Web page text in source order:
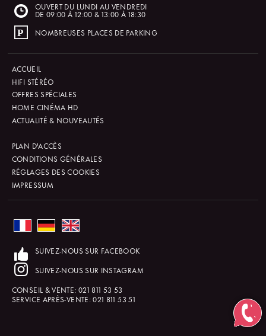
OUVERT DU LUNDI AU VENDREDI
DE 09:00 À 12:00 & 13:00 À 18:30
NOMBREUSES PLACES DE PARKING
ACCUEIL
HIFI STÉRÉO
OFFRES SPÉCIALES
HOME CINÉMA HD
ACTUALITÉ & NOUVEAUTÉS
PLAN D'ACCÈS
CONDITIONS GÉNÉRALES
RÉGLAGES DES COOKIES
IMPRESSUM
SUIVEZ-NOUS SUR FACEBOOK
SUIVEZ-NOUS SUR INSTAGRAM
CONSEIL & VENTE: 021 811 53 53
SERVICE APRÈS-VENTE:021 811 53 51